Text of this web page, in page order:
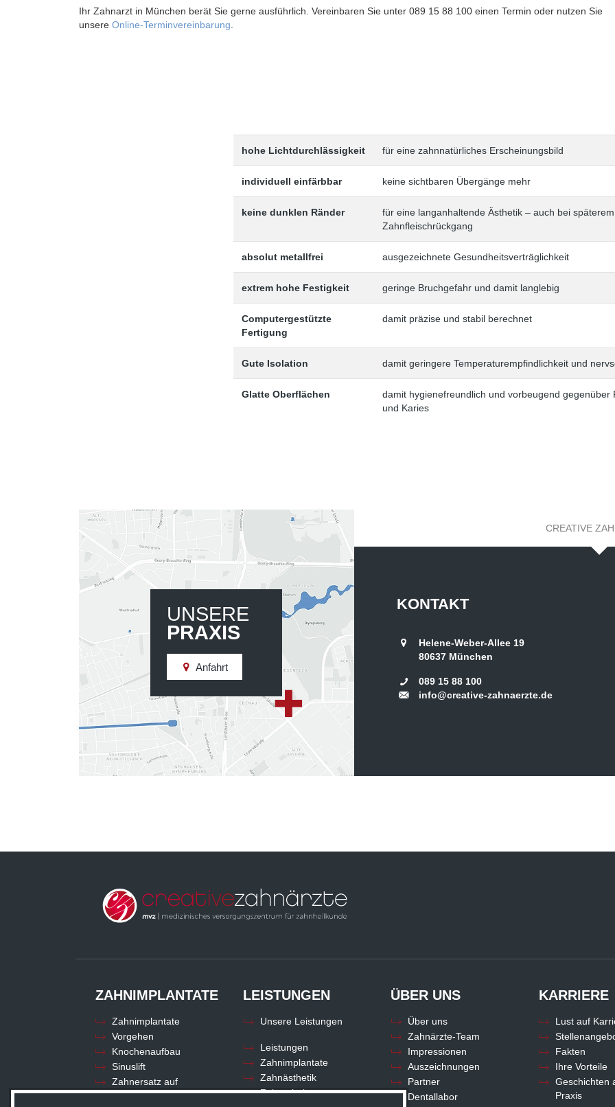
Ihr Zahnarzt in München berät Sie gerne ausführlich. Vereinbaren Sie unter 089 15 88 100 einen Termin oder nutzen Sie
unsere Online-Terminvereinbarung.
hohe Lichtdurchlässigkeit für eine zahnnatürliches Erscheinungsbild
individuell einfärbbar keine sichtbaren Übergänge mehr
keine dunklen Ränder
für eine langanhaltende Ästhetik – auch bei späterem
Zahnfleischrückgang
absolut metallfrei ausgezeichnete Gesundheitsverträglichkeit
extrem hohe Festigkeit geringe Bruchgefahr und damit langlebig
Computergestützte
Fertigung
damit präzise und stabil berechnet
Gute Isolation damit geringere Temperaturempfindlichkeit und
Glatte Oberflächen
damit hygienefreundlich und vorbeugend gegenüber
und Karies
UNSERE
PRAXIS
Anfahrt
CREATIVE
KONTAKT
Helene-Weber-Allee 19
80637 München
089 15 88 100
info@creative-zahnaerzte.de
ZAHNIMPLANTATE
Zahnimplantate
Vorgehen
Knochenaufbau
Sinuslift
Zahnersatz auf
Implantaten
LEISTUNGEN
Unsere Leistungen
Leistungen
Zahnimplantate
Zahnästhetik
Zahnerhalt
ÜBER UNS
Über uns
Zahnärzte-Team
Impressionen
Auszeichnungen
Partner
Dentallabor
KARRIERE
Lust auf
Fakten
Ihre Vorteile
Geschichten
Praxis